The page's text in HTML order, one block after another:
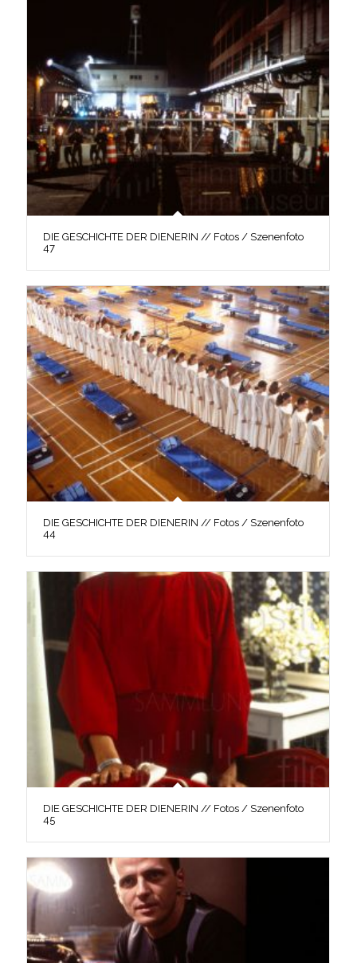
DIE GESCHICHTE DER DIENERIN // Fotos / Szenenfoto
47
DIE GESCHICHTE DER DIENERIN // Fotos / Szenenfoto
44
DIE GESCHICHTE DER DIENERIN // Fotos / Szenenfoto
45